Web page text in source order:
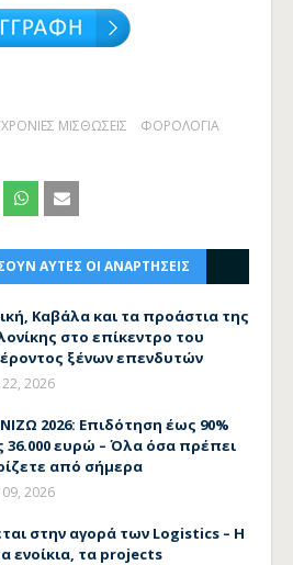
ΜΙΣΘΩΣΕΙΣ
ΦΟΡΟΛΟΓΙΑ
ΑΥΤΕΣ ΟΙ ΑΝΑΡΤΗΣΕΙΣ
Καβάλα και τα προάστια της
στο επίκεντρο του
ξένων επενδυτών
2026
2026: Επιδότηση έως 90%
36.000 ευρώ – Όλα όσα πρέπει
από σήμερα
2026
στην αγορά των Logistics – Η
ενοίκια, τα projects